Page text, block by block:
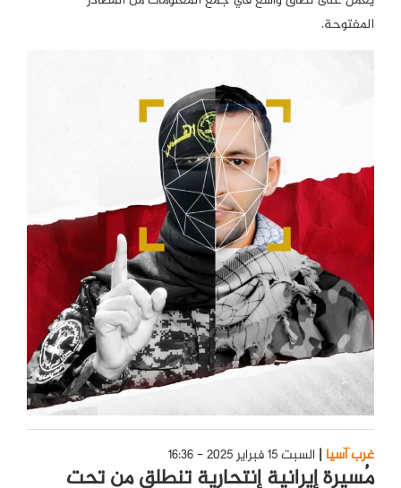
المفتوحة.
غرب آسيا السبت 15 فبراير 2025 - 16:36
مُسيرة إيرانية إنتحارية تنطلق من تحت